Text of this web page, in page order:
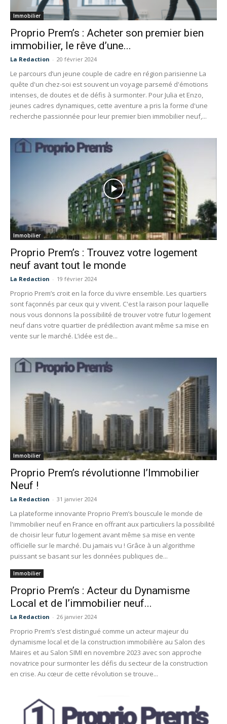
Immobilier
Proprio Prem’s : Acheter son premier bien
immobilier, le rêve d’une...
La Redaction - 20 février 2024
Le parcours d’un jeune couple de cadre en région parisienne La
quête d'un chez-soi est souvent un voyage parsemé d'émotions
intenses, de doutes et de défis à surmonter. Pour Julia et Enzo,
jeunes cadres dynamiques, cette aventure a pris la forme d'une
recherche passionnée pour leur premier bien immobilier neuf,...
Immobilier
Proprio Prem’s : Trouvez votre logement
neuf avant tout le monde
La Redaction - 19 février 2024
Proprio Prem’s croit en la force du vivre ensemble. Les quartiers
sont façonnés par ceux qui y vivent. C'est la raison pour laquelle
nous vous donnons la possibilité de trouver votre futur logement
neuf dans votre quartier de prédilection avant même sa mise en
vente sur le marché. L’idée est de...
Immobilier
Proprio Prem’s révolutionne l’Immobilier
Neuf !
La Redaction - 31 janvier 2024
La plateforme innovante Proprio Prem’s bouscule le monde de
l'immobilier neuf en France en offrant aux particuliers la possibilité
de choisir leur futur logement avant même sa mise en vente
officielle sur le marché. Du jamais vu ! Grâce à un algorithme
puissant se basant sur les données publiques de...
Immobilier
Proprio Prem’s : Acteur du Dynamisme
Local et de l’immobilier neuf...
La Redaction - 26 janvier 2024
Proprio Prem’s s’est distingué comme un acteur majeur du
dynamisme local et de la construction immobilière au Salon des
Maires et au Salon SIMI en novembre 2023 avec son approche
novatrice pour surmonter les défis du secteur de la construction
en crise. Au cœur de cette révolution se trouve...